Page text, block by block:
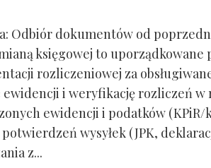
Odbiór dokumentów od
księgowej to
rozliczeniowej za
ewidencji i weryfikację rozliczeń w
ewidencji i podatków (KPiR/
wysyłek (JPK,
z...